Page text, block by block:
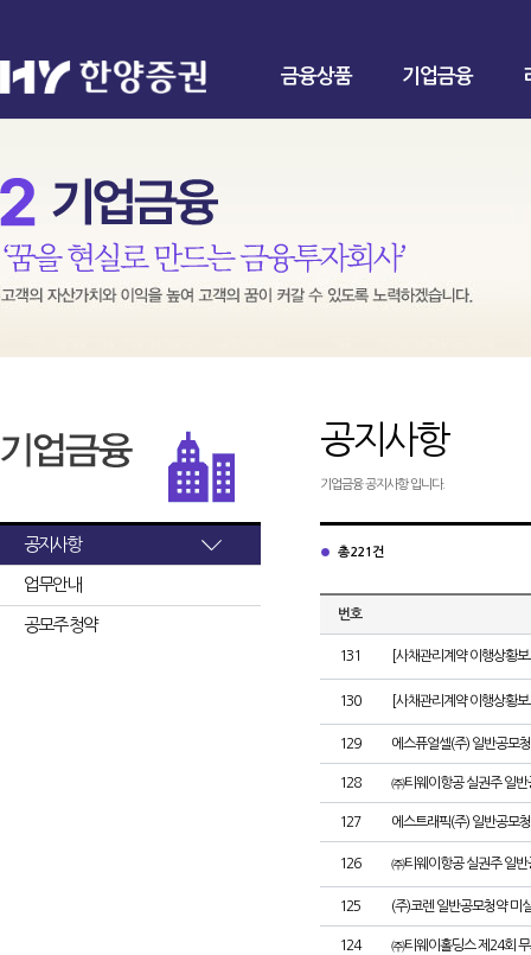
금융상품 기업금융
공지사항
업무안내
공모주 청약
공지사항
기업금융 공지사항 입니다.
총 221건
번호
131 [사채관리계약 이행상황
130 [사채관리계약 이행상황
129 에스퓨얼셀(주) 일반공모
128 ㈜티웨이항공 실권주 일반
127 에스트래픽(주) 일반공모
126 ㈜티웨이항공 실권주 일반
125 (주)코렌 일반공모청약 미
124 ㈜티웨이홀딩스 제24회